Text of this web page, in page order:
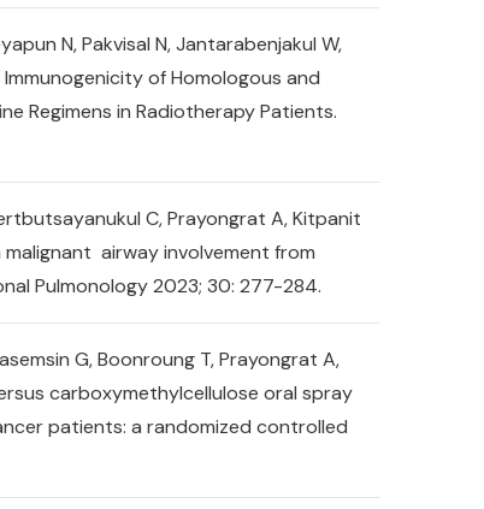
N, Pakvisal N, Jantarabenjakul W,
of Homologous and
Regimens in Radiotherapy Patients.
C, Prayongrat A, Kitpanit
airway involvement from
Pulmonology 2023; 30: 277-284.
G, Boonroung T, Prayongrat A,
carboxymethylcellulose oral spray
patients: a randomized controlled